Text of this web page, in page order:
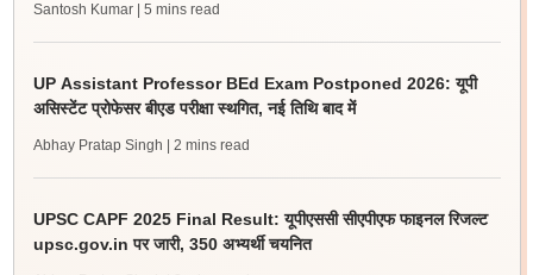
Santosh Kumar | 5 mins read
UP Assistant Professor BEd Exam Postponed 2026: यूपी
असिस्टेंट प्रोफेसर बीएड परीक्षा स्थगित, नई तिथि बाद में
Abhay Pratap Singh | 2 mins read
UPSC CAPF 2025 Final Result: यूपीएससी सीएपीएफ फाइनल रिजल्ट
upsc.gov.in पर जारी, 350 अभ्यर्थी चयनित